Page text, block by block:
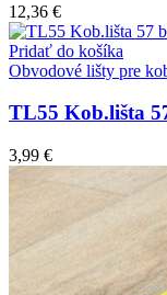
12,36 €
Pridať do košíka
Obvodové lišty pre
TL55 Kob.lišta
3,99 €